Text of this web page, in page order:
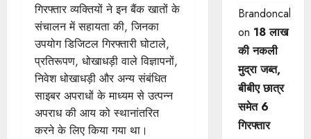
गिरफ्तार व्यक्तियों ने इन बैंक खातों के
संचालन में सहायता की, जिनका
उपयोग डिजिटल गिरफ्तारी घोटाले,
प्रतिरूपण, धोखाधड़ी वाले विज्ञापनों,
निवेश धोखाधड़ी और अन्य संबंधित
साइबर अपराधों के माध्यम से उत्पन्न
अपराध की आय को स्थानांतरित
करने के लिए किया गया था।
Brandoncah
on 18 लाख
की नकली
मुद्रा जब्त,
बीबीए छात्र
समेत 6
गिरफ्तार